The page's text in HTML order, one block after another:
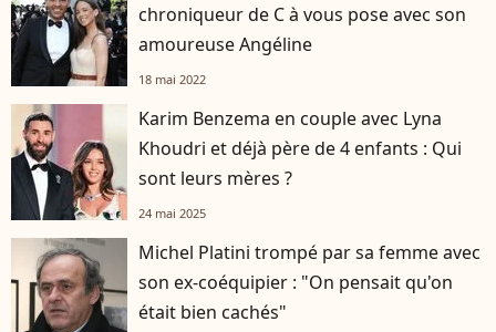
chroniqueur de C à vous pose avec son
amoureuse Angéline
18 mai 2022
Karim Benzema en couple avec Lyna
Khoudri et déjà père de 4 enfants : Qui
sont leurs mères ?
24 mai 2025
Michel Platini trompé par sa femme avec
son ex-coéquipier : "On pensait qu'on
était bien cachés"